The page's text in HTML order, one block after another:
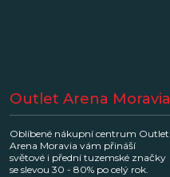
Outlet Arena Moravia
Oblíbené nákupní centrum Outlet
Arena Moravia vám přináší
světové i přední tuzemské značky
se slevou 30 - 80% po celý rok.